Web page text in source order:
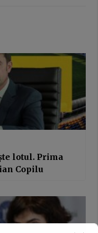
lotul. Prima
Copilu